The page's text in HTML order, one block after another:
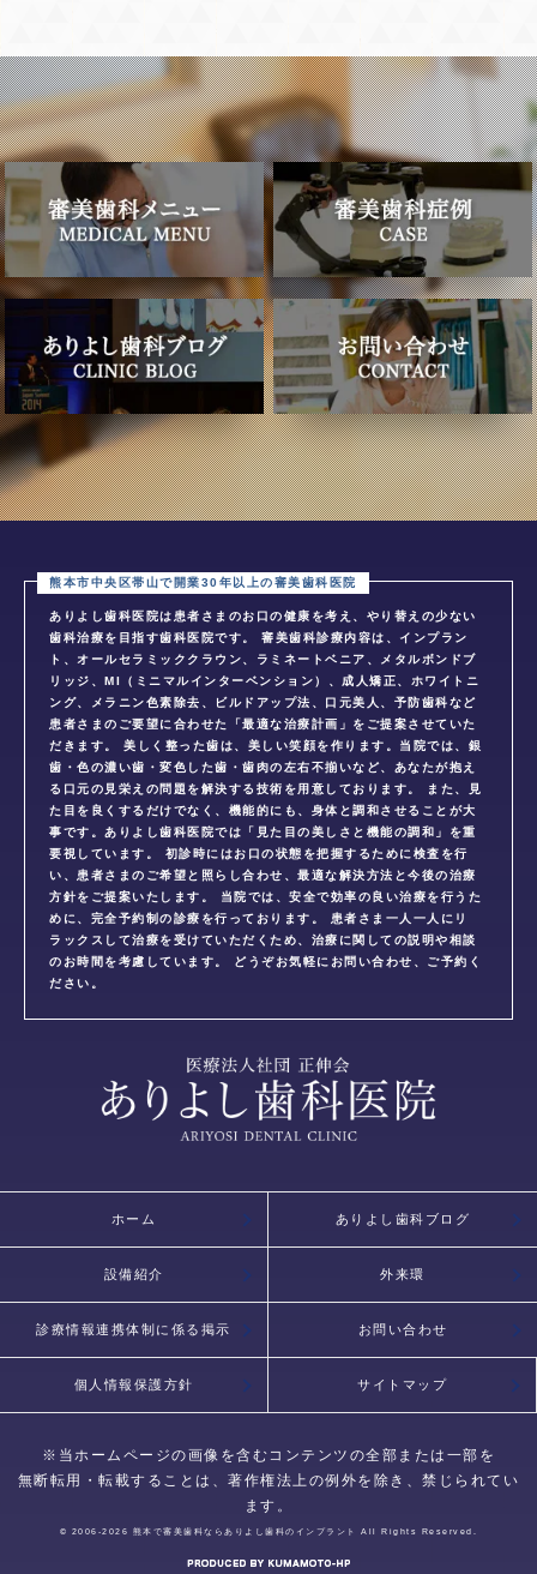
ありよし歯科医院は患者さまのお口の健康を考え、やり替えの少ない
歯科治療を目指す歯科医院です。 審美歯科診療内容は、インプラン
ト、オールセラミッククラウン、ラミネートベニア、メタルボンドブ
リッジ、MI（ミニマルインターベンション）、成人矯正、ホワイトニ
ング、メラニン色素除去、ビルドアップ法、口元美人、予防歯科など
患者さまのご要望に合わせた「最適な治療計画」をご提案させていた
だきます。 美しく整った歯は、美しい笑顔を作ります。当院では、銀
歯・色の濃い歯・変色した歯・歯肉の左右不揃いなど、あなたが抱え
る口元の見栄えの問題を解決する技術を用意しております。 また、見
た目を良くするだけでなく、機能的にも、身体と調和させることが大
事です。ありよし歯科医院では「見た目の美しさと機能の調和」を重
要視しています。 初診時にはお口の状態を把握するために検査を行
い、患者さまのご希望と照らし合わせ、最適な解決方法と今後の治療
方針をご提案いたします。 当院では、安全で効率の良い治療を行うた
めに、完全予約制の診療を行っております。 患者さま一人一人にリ
ラックスして治療を受けていただくため、治療に関しての説明や相談
のお時間を考慮しています。 どうぞお気軽にお問い合わせ、ご予約く
ださい。
ホーム ありよし歯科ブログ
設備紹介 外来環
診療情報連携体制に係る掲示 お問い合わせ
個人情報保護方針 サイトマップ
※当ホームページの画像を含むコンテンツの全部または一部を
無断転用・転載することは、著作権法上の例外を除き、禁じられてい
ます。
© 2006-2026 熊本で審美歯科ならありよし歯科のインプラント All Rights Reserved.